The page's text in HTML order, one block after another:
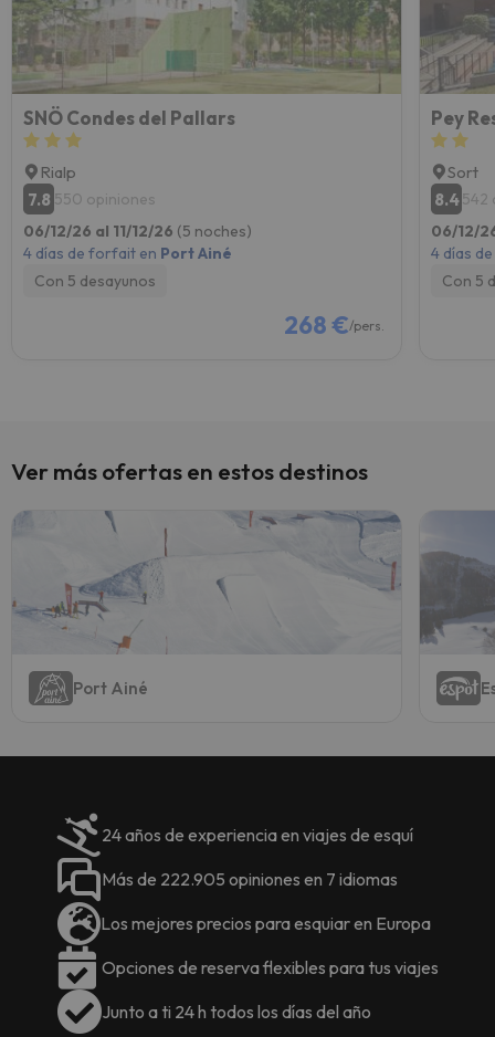
SNÖ Condes del Pallars
Rialp
7.8 550 opiniones
06/12/26 al 11/12/26 (5 noches)
4 días de forfait en Port Ainé
Con 5 desayunos
268 €/pers.
Pey
Sort
8.4542
06/12/
4 días
Con 5
Ver más ofertas en estos destinos
Port Ainé
24 años de experiencia en viajes de esquí
Más de 222.905 opiniones en 7 idiomas
Los mejores precios para esquiar en Europa
Opciones de reserva flexibles para tus viajes
Junto a ti 24 h todos los días del año